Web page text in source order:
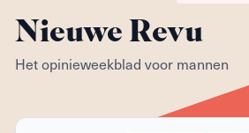
Nieuwe Revu
Het opinieweekblad voor mannen